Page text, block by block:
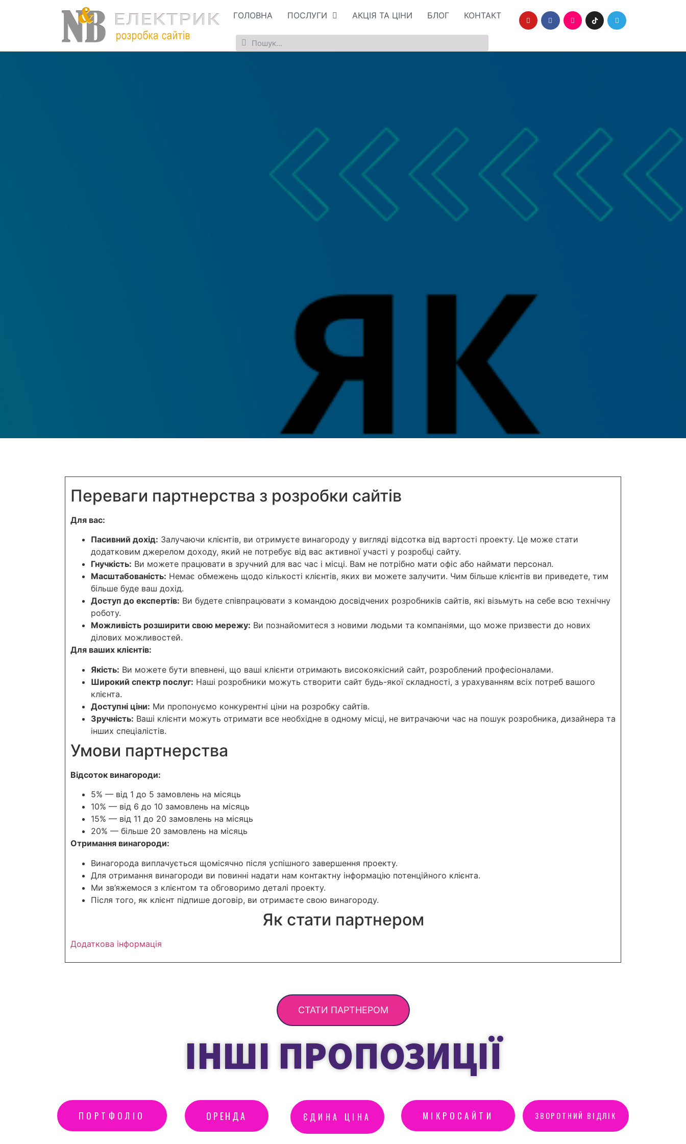
ГОЛОВНА ПОСЛУГИ АКЦІЯ ТА ЦІНИ БЛОГ КОНТАКТ
Переваги партнерства з розробки сайтів
Для вас:
Пасивний дохід: Залучаючи клієнтів, ви отримуєте винагороду у вигляді відсотка від вартості проекту. Це може стати
додатковим джерелом доходу, який не потребує від вас активної участі у розробці сайту.
Гнучкість: Ви можете працювати в зручний для вас час і місці. Вам не потрібно мати офіс або наймати персонал.
Масштабованість: Немає обмежень щодо кількості клієнтів, яких ви можете залучити. Чим більше клієнтів ви приведете, тим
більше буде ваш дохід.
Доступ до експертів: Ви будете співпрацювати з командою досвідчених розробників сайтів, які візьмуть на себе всю технічну
роботу.
Можливість розширити свою мережу: Ви познайомитеся з новими людьми та компаніями, що може призвести до нових
ділових можливостей.
Для ваших клієнтів:
Якість: Ви можете бути впевнені, що ваші клієнти отримають високоякісний сайт, розроблений професіоналами.
Широкий спектр послуг: Наші розробники можуть створити сайт будь-якої складності, з урахуванням всіх потреб вашого
клієнта.
Доступні ціни: Ми пропонуємо конкурентні ціни на розробку сайтів.
Зручність: Ваші клієнти можуть отримати все необхідне в одному місці, не витрачаючи час на пошук розробника, дизайнера та
інших спеціалістів.
Умови партнерства
Відсоток винагороди:
5% — від 1 до 5 замовлень на місяць
10% — від 6 до 10 замовлень на місяць
15% — від 11 до 20 замовлень на місяць
20% — більше 20 замовлень на місяць
Отримання винагороди:
Винагорода виплачується щомісячно після успішного завершення проекту.
Для отримання винагороди ви повинні надати нам контактну інформацію потенційного клієнта.
Ми зв’яжемося з клієнтом та обговоримо деталі проекту.
Після того, як клієнт підпише договір, ви отримаєте свою винагороду.
Як стати партнером
Додаткова інформація
СТАТИ ПАРТНЕРОМ
ІНШІ ПРОПОЗИЦІЇ
ПОРТФОЛІО ОРЕНДА ЄДИНА ЦІНА МІКРОСАЙТИ ЗВОРОТНИЙ ВІДЛІК